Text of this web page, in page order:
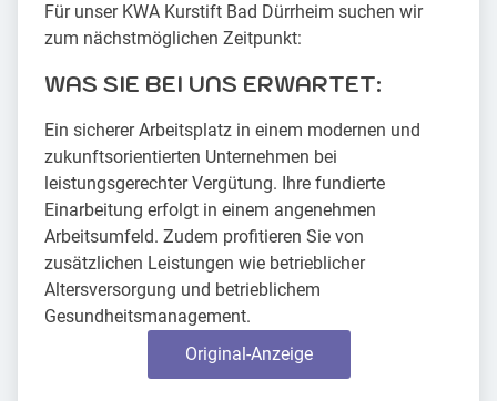
Für unser KWA Kurstift Bad Dürrheim suchen wir
zum nächstmöglichen Zeitpunkt:
WAS SIE BEI UNS ERWARTET:
Ein sicherer Arbeitsplatz in einem modernen und
zukunftsorientierten Unternehmen bei
leistungsgerechter Vergütung. Ihre fundierte
Einarbeitung erfolgt in einem angenehmen
Arbeitsumfeld. Zudem profitieren Sie von
zusätzlichen Leistungen wie betrieblicher
Altersversorgung und betrieblichem
Gesundheitsmanagement.
Original-Anzeige